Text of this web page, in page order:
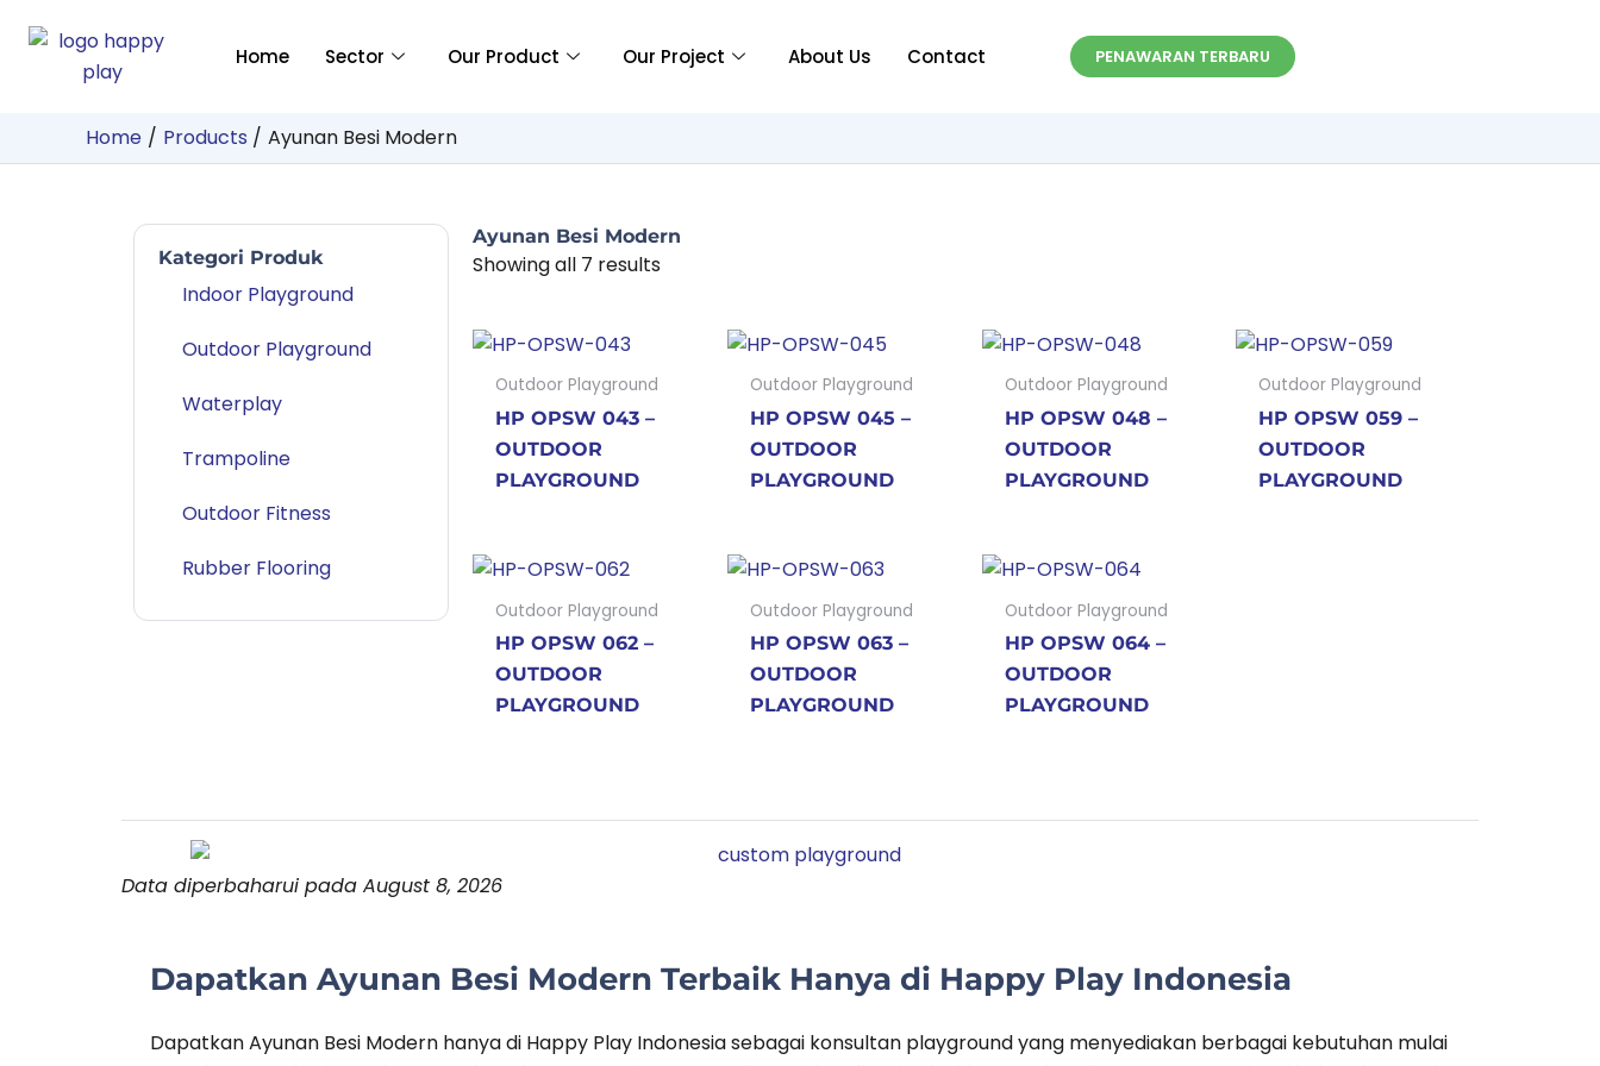
Home Sector Our Product Our Project About Us Contact PENAWARAN TERBARU
Home Products Ayunan Besi Modern
Kategori Produk
Indoor Playground
Outdoor Playground
Waterplay
Trampoline
Outdoor Fitness
Rubber Flooring
Ayunan Besi Modern
Showing all 7 results
Outdoor Playground
HP OPSW 043 –
OUTDOOR
PLAYGROUND
Outdoor Playground
HP OPSW 045 –
OUTDOOR
PLAYGROUND
Outdoor Playground
HP OPSW 048 –
OUTDOOR
PLAYGROUND
Outdoor Playground
HP OPSW 059 –
OUTDOOR
PLAYGROUND
Outdoor Playground
HP OPSW 062 –
OUTDOOR
PLAYGROUND
Outdoor Playground
HP OPSW 063 –
OUTDOOR
PLAYGROUND
Outdoor Playground
HP OPSW 064 –
OUTDOOR
PLAYGROUND
Data diperbaharui pada August 8, 2026
Dapatkan Ayunan Besi Modern Terbaik Hanya di Happy Play Indonesia
Dapatkan Ayunan Besi Modern hanya di Happy Play Indonesia sebagai konsultan playground yang menyediakan berbagai kebutuhan mulai